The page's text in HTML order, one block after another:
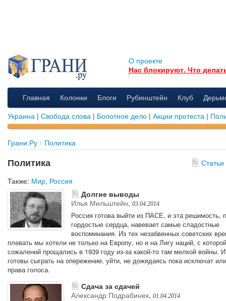
О проекте
Нас блокируют. Что
Главная Колонки Блоги Рубинштейн Клуб
Украина | Свобода слова | Болотное дело | Акции протеста |
Грани.Ру / Политика
Статьи
Политика
Также: Мир, Россия
Долгие выводы
Илья Мильштейн, 03.04.2014
Россия готова выйти из ПАСЕ, и эта решимость,
гордостью сердца, навевает самые сладостные
воспоминания. Из тех незабвенных советских
плевать мы хотели не только на Европу, но и на Лигу наций, с
сожалений прощались в 1939 году из-за какой-то там мелкой войны.
готовы сыграть на опережение, уйти, не дожидаясь пока исключат
права голоса.
Сдача за сдачей
Александр Подрабинек, 01.04.2014